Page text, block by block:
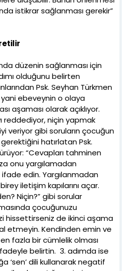
istikrar sağlanması gerekir”
düzenin sağlanması için
olduğunu belirten
Psk. Seyhan Türkmen
yani ebeveynin o olaya
aşaması olarak açıklıyor.
reddediyor, niçin yapmak
veriyor gibi soruların çocuğun
hatırlatan Psk.
“Cevapları tahminen
onu yargılamadan
ifade edin. Yargılanmadan
iletişim kapılarını açar.
Niçin?” gibi sorular
çocuğunuzu
hissettirseniz de ikinci aşama
etmeyin. Kendinden emin ve
fazla bir cümlelik olması
belirtin. 3. adımda ise
‘sen’ dili kullanarak negatif